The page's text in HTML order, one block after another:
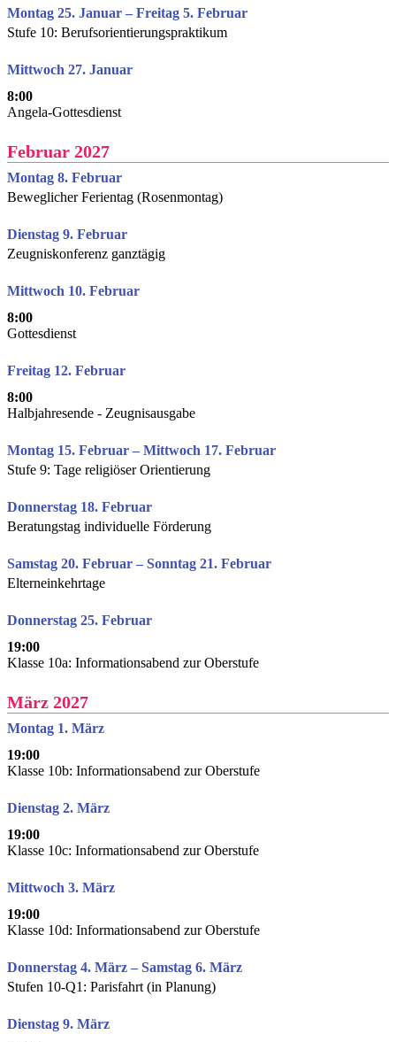
Montag 25. Januar – Freitag 5. Februar
Stufe 10: Berufsorientierungspraktikum
Mittwoch 27. Januar
8:00
Angela-Gottesdienst
Februar 2027
Montag 8. Februar
Beweglicher Ferientag (Rosenmontag)
Dienstag 9. Februar
Zeugniskonferenz ganztägig
Mittwoch 10. Februar
8:00
Gottesdienst
Freitag 12. Februar
8:00
Halbjahresende - Zeugnisausgabe
Montag 15. Februar – Mittwoch 17. Februar
Stufe 9: Tage religiöser Orientierung
Donnerstag 18. Februar
Beratungstag individuelle Förderung
Samstag 20. Februar – Sonntag 21. Februar
Elterneinkehrtage
Donnerstag 25. Februar
19:00
Klasse 10a: Informationsabend zur Oberstufe
März 2027
Montag 1. März
19:00
Klasse 10b: Informationsabend zur Oberstufe
Dienstag 2. März
19:00
Klasse 10c: Informationsabend zur Oberstufe
Mittwoch 3. März
19:00
Klasse 10d: Informationsabend zur Oberstufe
Donnerstag 4. März – Samstag 6. März
Stufen 10-Q1: Parisfahrt (in Planung)
Dienstag 9. März